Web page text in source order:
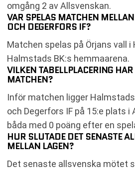
omgång 2 av Allsvenskan.
VAR SPELAS MATCHEN
OCH DEGERFORS IF?
Matchen spelas på Örjans vall
Halmstads BK:s hemmaarena.
VILKEN TABELLPLACERING
MATCHEN?
Inför matchen ligger
och Degerfors IF på 15:e plats i
båda med 0 poäng efter en
HUR SLUTADE DET SENASTE
MELLAN LAGEN?
Det senaste allsvenska mötet